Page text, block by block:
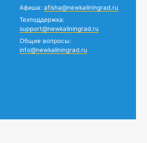
Афиша: afisha@newkaliningrad.ru
Техподдержка:
support@newkaliningrad.ru
Общие вопросы:
info@newkaliningrad.ru